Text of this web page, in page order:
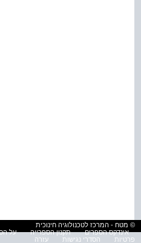
© מטח - המרכז לטכנולוגיה חינוכית
אינדקס הספרים
תקנון הספרייה על
פרטיות
הסדרי נגישות עזרה